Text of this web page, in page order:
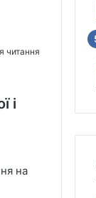
читання
і
на